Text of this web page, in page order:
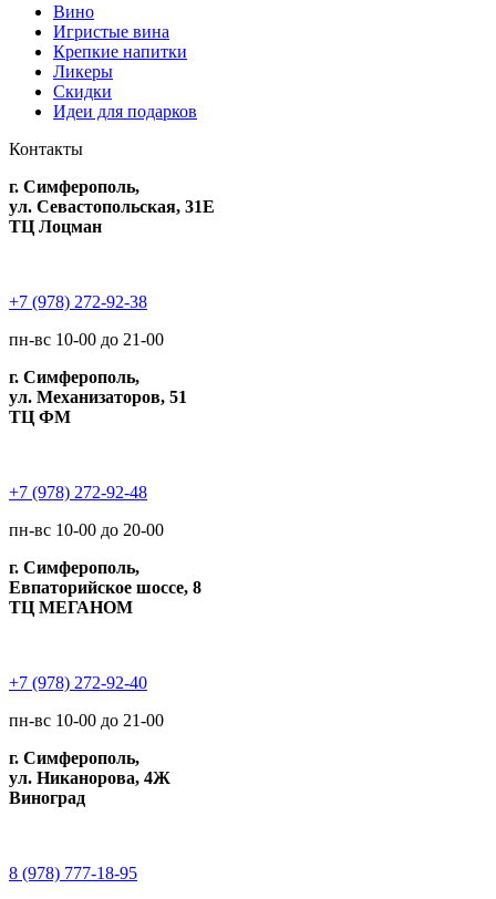
Вино
Игристые вина
Крепкие напитки
Ликеры
Скидки
Идеи для подарков
Контакты
г. Симферополь,
ул. Севастопольская, 31Е
ТЦ Лоцман
+7 (978) 272-92-38
пн-вс 10-00 до 21-00
г. Симферополь,
ул. Механизаторов, 51
ТЦ ФМ
+7 (978) 272-92-48
пн-вс 10-00 до 20-00
г. Симферополь,
Евпаторийское шоссе, 8
ТЦ МЕГАНОМ
+7 (978) 272-92-40
пн-вс 10-00 до 21-00
г. Симферополь,
ул. Никанорова, 4Ж
Виноград
8 (978) 777-18-95